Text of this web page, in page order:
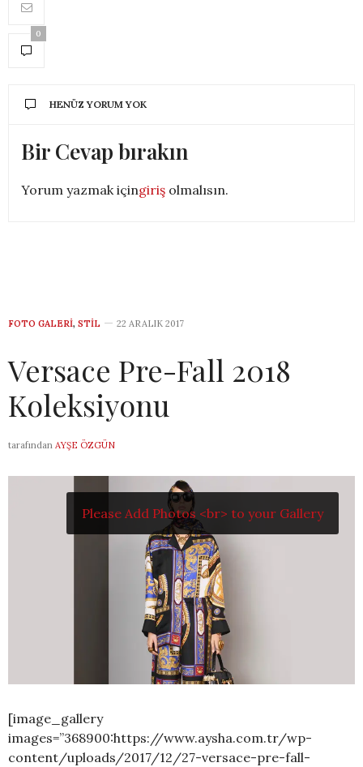
0
HENÜZ YORUM YOK
Bir Cevap bırakın
Yorum yazmak içingiriş olmalısın.
FOTO GALERI, STIL 22 ARALIK 2017
Versace Pre-Fall 2018
Koleksiyonu
tarafından AYŞE ÖZGÜN
Please Add Photos <br> to your Gallery
[image_gallery
images=”368900:https://www.aysha.com.tr/wp-
content/uploads/2017/12/27-versace-pre-fall-